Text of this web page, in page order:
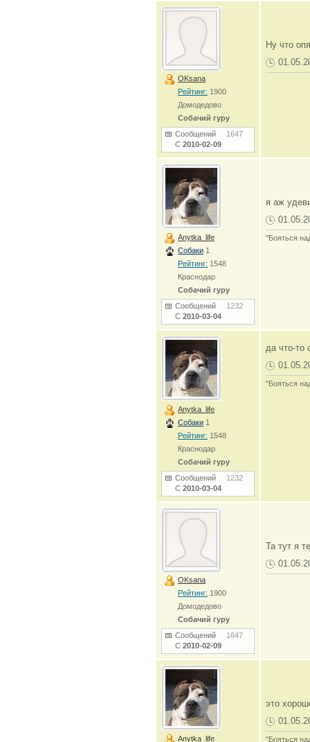
OKsana
Рейтинг: 1900
Домодедово
Собачий гуру
Сообщений 1647
С 2010-02-09
Ну что
Anytka_life
Собаки 1
Рейтинг: 1548
Краснодар
Собачий гуру
Сообщений 1232
С 2010-03-04
я аж
"Бояться
Anytka_life
Собаки 1
Рейтинг: 1548
Краснодар
Собачий гуру
Сообщений 1232
С 2010-03-04
да что-то
"Бояться
OKsana
Рейтинг: 1900
Домодедово
Собачий гуру
Сообщений 1647
С 2010-02-09
Та тут я
Anytka_life
это
"Бояться